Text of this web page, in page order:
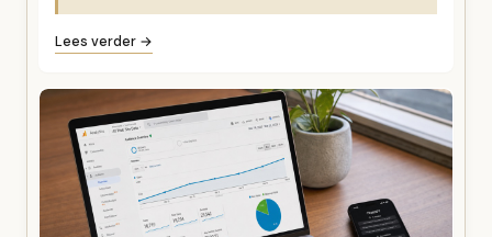
Lees verder →